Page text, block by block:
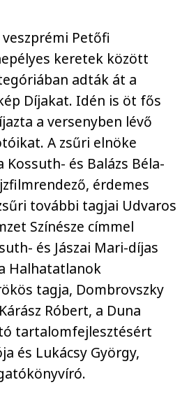
Petőfi
keretek között
adták át a
Díjakat. Idén is öt fős
a versenyben lévő
A zsűri elnöke
Kossuth- és Balázs Béla-
érdemes
további tagjai Udvaros
Színésze címmel
és Jászai Mari-díjas
Halhatatlanok
tagja, Dombrovszky
Róbert, a Duna
tartalomfejlesztésért
és Lukácsy György,